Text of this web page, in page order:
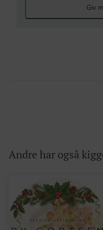
Giv
Andre har også